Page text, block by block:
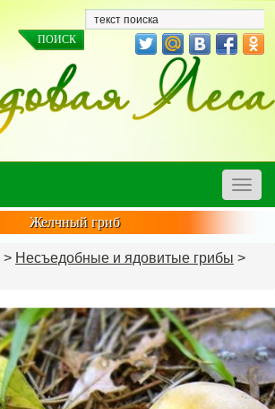
Toggle
Желчный гриб
> Несъедобные и ядовитые грибы >